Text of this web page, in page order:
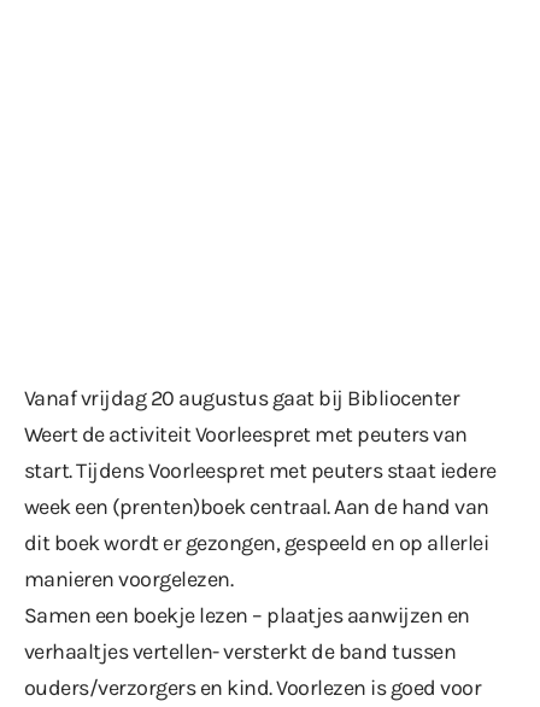
Vanaf vrijdag 20 augustus gaat bij Bibliocenter
Weert de activiteit Voorleespret met peuters van
start. Tijdens Voorleespret met peuters staat iedere
week een (prenten)boek centraal. Aan de hand van
dit boek wordt er gezongen, gespeeld en op allerlei
manieren voorgelezen.
Samen een boekje lezen – plaatjes aanwijzen en
verhaaltjes vertellen- versterkt de band tussen
ouders/verzorgers en kind. Voorlezen is goed voor